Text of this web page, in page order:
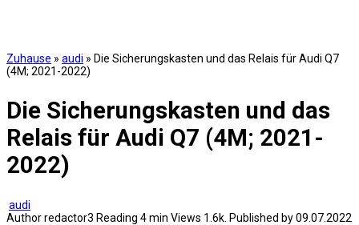
Zuhause » audi » Die Sicherungskasten und das Relais für Audi Q7
(4M; 2021-2022)
Die Sicherungskasten und das
Relais für Audi Q7 (4M; 2021-
2022)
audi
Authorredactor3 Reading 4 min Views 1.6k. Published by09.07.2022